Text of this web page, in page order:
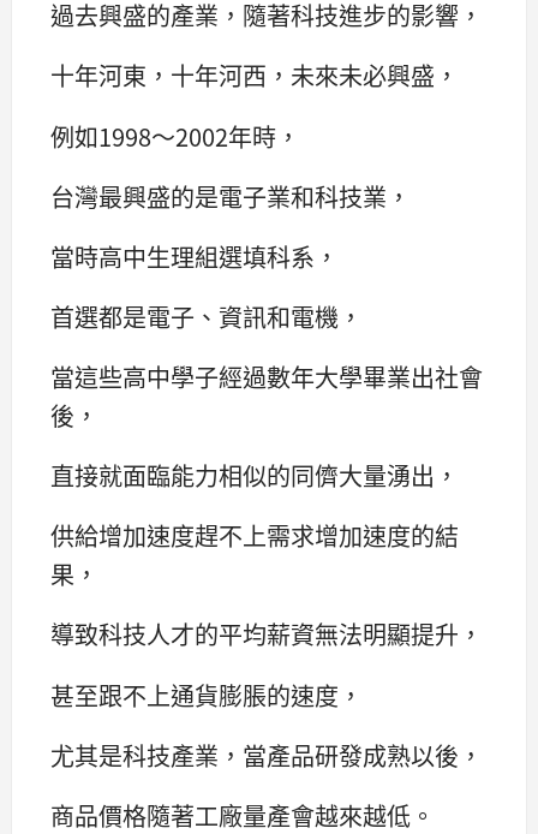
過去興盛的產業，隨著科技進步的影響，
十年河東，十年河西，未來未必興盛，
例如1998〜2002年時，
台灣最興盛的是電子業和科技業，
當時高中生理組選填科系，
首選都是電子、資訊和電機，
當這些高中學子經過數年大學畢業出社會
後，
直接就面臨能力相似的同儕大量湧出，
供給增加速度趕不上需求增加速度的結
果，
導致科技人才的平均薪資無法明顯提升，
甚至跟不上通貨膨脹的速度，
尤其是科技產業，當產品研發成熟以後，
商品價格隨著工廠量產會越來越低。